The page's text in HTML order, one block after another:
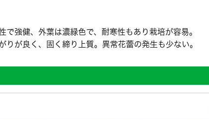
で強健、外葉は濃緑色で、耐寒性もあり栽培が容易。
りが良く、固く締り上質。異常花蕾の発生も少ない。